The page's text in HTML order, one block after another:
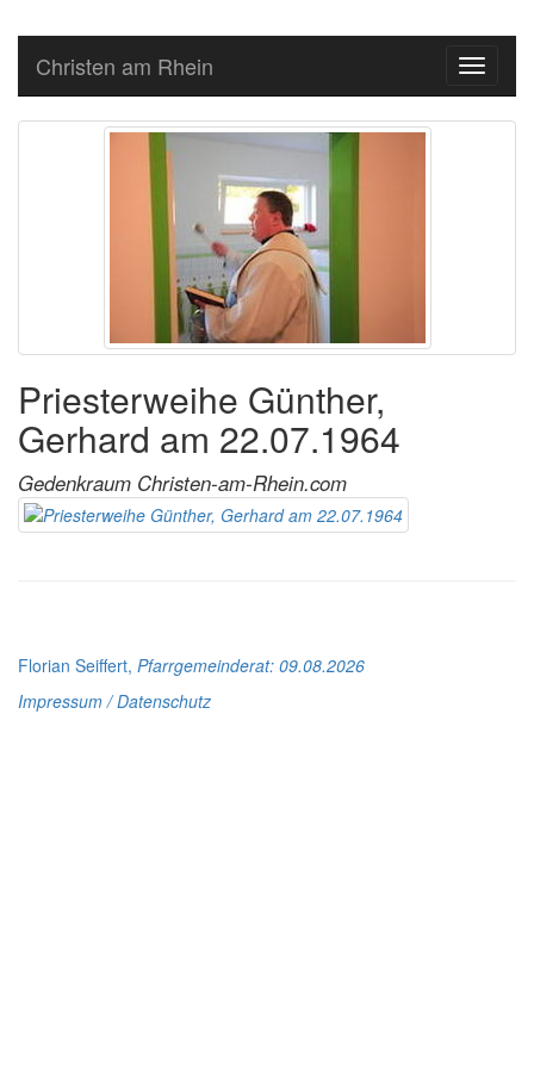
Toggle
Christen am Rhein
Priesterweihe Günther,
Gerhard am 22.07.1964
Gedenkraum Christen-am-Rhein.com
Florian Seiffert, Pfarrgemeinderat: 09.08.2026
Impressum / Datenschutz